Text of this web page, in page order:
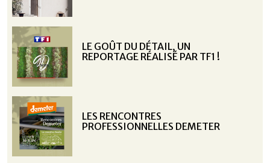
LE GOÛT DU DÉTAIL, UN
REPORTAGE RÉALISÉ PAR TF1 !
LES RENCONTRES
PROFESSIONNELLES DEMETER